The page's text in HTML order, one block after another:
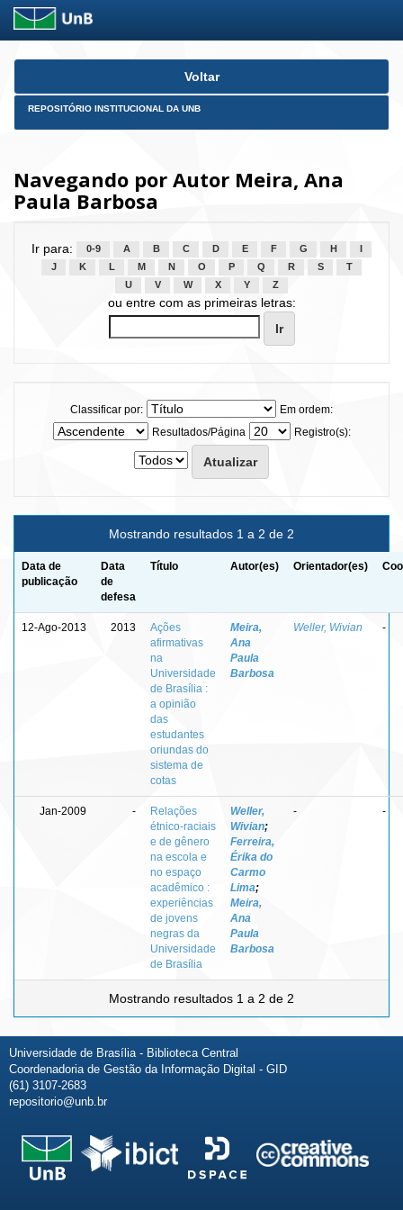
Skip
Voltar
REPOSITÓRIO INSTITUCIONAL DA UNB
Navegando por Autor Meira, Ana
Paula Barbosa
Ir para: 0-9 A B C D E F G H
J
K L M N O P Q R S
T
U
V W X Y Z
ou entre com as primeiras letras:
Classificar por:
Em ordem:
Resultados/Página
Registro(s):
Mostrando resultados 1 a 2 de 2
Data de
publicação
Data
de
defesa
Título Autor(es) Orientador(es)
12-Ago-2013 2013
Ações
afirmativas
na
Universidade
de Brasília :
a opinião
das
estudantes
oriundas do
sistema de
cotas
Meira,
Ana
Paula
Barbosa
Weller, Wivian -
Jan-2009 -
Relações
étnico-raciais
e de gênero
na escola e
no espaço
acadêmico :
experiências
de jovens
negras da
Universidade
de Brasília
Weller,
Wivian;
Ferreira,
Érika do
Carmo
Lima;
Meira,
Ana
Paula
Barbosa
- -
Mostrando resultados 1 a 2 de 2
Universidade de Brasília - Biblioteca Central
Coordenadoria de Gestão da Informação Digital - GID
(61) 3107-2683
repositorio@unb.br